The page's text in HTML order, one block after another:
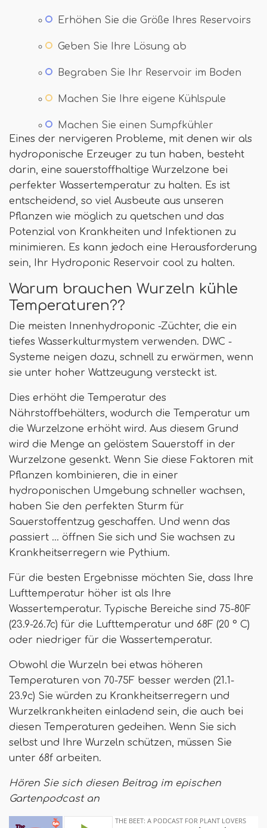
Erhöhen Sie die Größe Ihres Reservoirs
Geben Sie Ihre Lösung ab
Begraben Sie Ihr Reservoir im Boden
Machen Sie Ihre eigene Kühlspule
Machen Sie einen Sumpfkühler
Eines der nervigeren Probleme, mit denen wir als
hydroponische Erzeuger zu tun haben, besteht
darin, eine sauerstoffhaltige Wurzelzone bei
perfekter Wassertemperatur zu halten. Es ist
entscheidend, so viel Ausbeute aus unseren
Pflanzen wie möglich zu quetschen und das
Potenzial von Krankheiten und Infektionen zu
minimieren. Es kann jedoch eine Herausforderung
sein, Ihr Hydroponic Reservoir cool zu halten.
Warum brauchen Wurzeln kühle
Temperaturen??
Die meisten Innenhydroponic -Züchter, die ein
tiefes Wasserkulturmystem verwenden. DWC -
Systeme neigen dazu, schnell zu erwärmen, wenn
sie unter hoher Wattzeugung versteckt ist.
Dies erhöht die Temperatur des
Nährstoffbehälters, wodurch die Temperatur um
die Wurzelzone erhöht wird. Aus diesem Grund
wird die Menge an gelöstem Sauerstoff in der
Wurzelzone gesenkt. Wenn Sie diese Faktoren mit
Pflanzen kombinieren, die in einer
hydroponischen Umgebung schneller wachsen,
haben Sie den perfekten Sturm für
Sauerstoffentzug geschaffen. Und wenn das
passiert ... öffnen Sie sich und Sie wachsen zu
Krankheitserregern wie Pythium.
Für die besten Ergebnisse möchten Sie, dass Ihre
Lufttemperatur höher ist als Ihre
Wassertemperatur. Typische Bereiche sind 75-80F
(23.9-26.7c) für die Lufttemperatur und 68F (20 ° C)
oder niedriger für die Wassertemperatur.
Obwohl die Wurzeln bei etwas höheren
Temperaturen von 70-75F besser werden (21.1-
23.9c) Sie würden zu Krankheitserregern und
Wurzelkrankheiten einladend sein, die auch bei
diesen Temperaturen gedeihen. Wenn Sie sich
selbst und Ihre Wurzeln schützen, müssen Sie
unter 68f arbeiten.
Hören Sie sich diesen Beitrag im epischen
Gartenpodcast an